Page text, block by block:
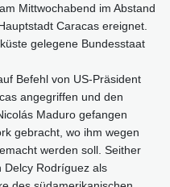
Mittwochabend im Abstand
Caracas ereignet.
gelegene Bundesstaat
Befehl von US-Präsident
angegriffen und den
Maduro gefangen
gebracht, wo ihm wegen
werden soll. Seither
Delcy Rodríguez als